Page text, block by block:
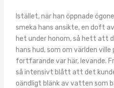
Istället, när han öppnade
smeka hans ansikte, en doft
het under honom, så hett att
hans hud, som om världen
fortfarande var här, levande.
så intensivt blått att det
oändligt blänk av vatten som